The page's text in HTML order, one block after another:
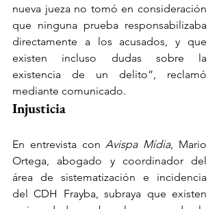
nueva jueza no tomó en consideración
que ninguna prueba responsabilizaba
directamente a los acusados, y que
existen incluso dudas sobre la
existencia de un delito”, reclamó
mediante comunicado.
Injusticia
En entrevista con Avispa Mídia, Mario
Ortega, abogado y coordinador del
área de sistematización e incidencia
del CDH Frayba, subraya que existen